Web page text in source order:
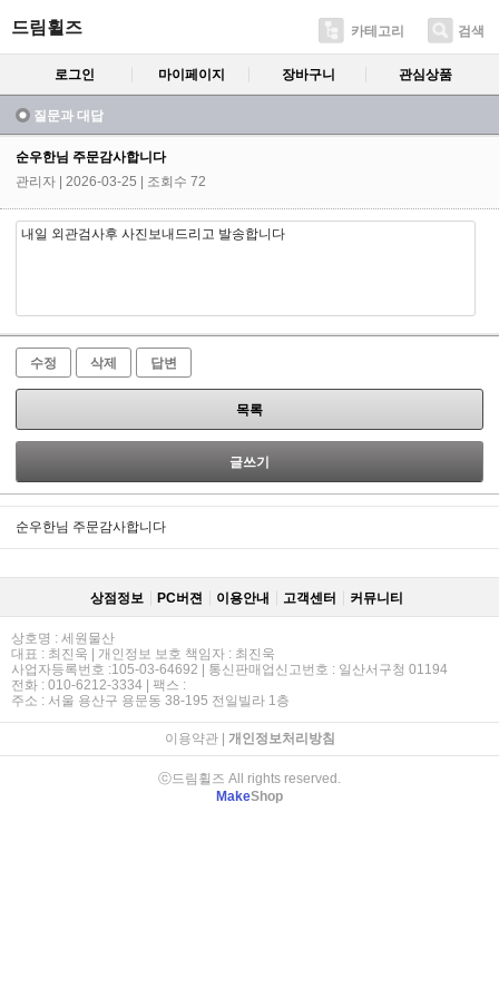
드림휠즈 카테고리 검색
로그인 마이페이지 장바구니 관심상품
질문과 대답
순우한님 주문감사합니다
관리자 | 2026-03-25 | 조회수 72
내일 외관검사후 사진보내드리고 발송합니다
수정 삭제 답변
목록
글쓰기
순우한님 주문감사합니다
상점정보 PC버젼 이용안내 고객센터 커뮤니티
상호명 : 세원물산
대표 : 최진욱 | 개인정보 보호 책임자 : 최진욱
사업자등록번호 :105-03-64692 | 통신판매업신고번호 : 일산서구청 01194
전화 : 010-6212-3334 | 팩스 :
주소 : 서울 용산구 용문동 38-195 전일빌라 1층
이용약관| 개인정보처리방침
ⓒ드림휠즈 All rights reserved.
MakeShop